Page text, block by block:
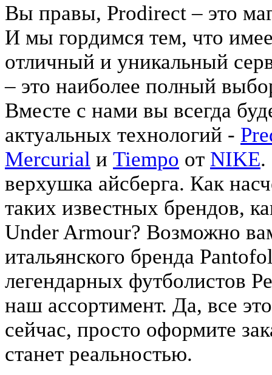
Вы правы, Prodirect – это
И мы гордимся тем, что
отличный и уникальный
– это наиболее полный
Вместе с нами вы всегда
актуальных технологий -
Mercurial и Tiempo от NIKE.
верхушка айсберга. Как
таких известных брендов,
Under Armour? Возможно
итальянского бренда
легендарных футболистов
наш ассортимент. Да, все
сейчас, просто оформите
станет реальностью.